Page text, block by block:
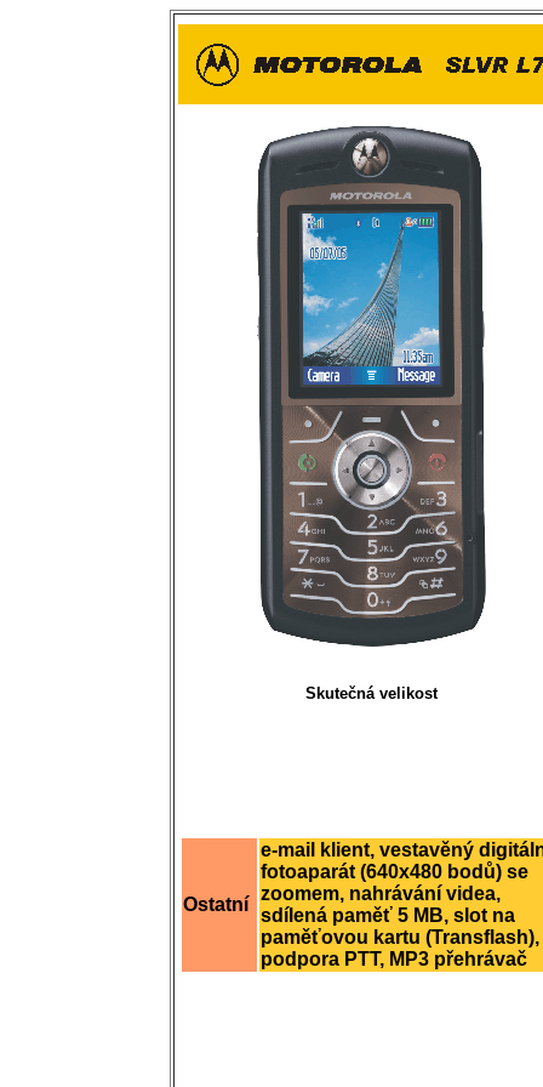
Skutečná velikost
Ostatní
e-mail klient, vestavěný
fotoaparát (640x480 bodů) se
zoomem, nahrávání videa,
sdílená paměť 5 MB, slot na
paměťovou kartu (Transflash),
podpora PTT, MP3 přehrávač